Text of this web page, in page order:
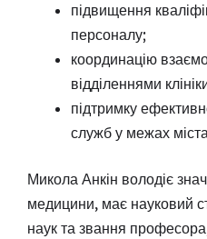
підвищення
персоналу;
координацію
відділеннями
підтримку
служб у межах
Микола Анкін володіє
медицини, має науковий
наук та звання